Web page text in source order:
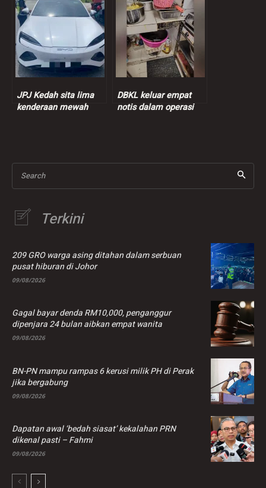
JPJ Kedah sita lima
kenderaan mewah
DBKL keluar empat
notis dalam operasi
Search
Terkini
209 GRO warga asing ditahan dalam serbuan
pusat hiburan di Johor
09/08/2026
Gagal bayar denda RM10,000, penganggur
dipenjara 24 bulan aibkan empat wanita
09/08/2026
BN-PN mampu rampas 6 kerusi milik PH di Perak
jika bergabung
09/08/2026
Dapatan awal ‘bedah siasat’ kekalahan PRN
dikenal pasti – Fahmi
09/08/2026